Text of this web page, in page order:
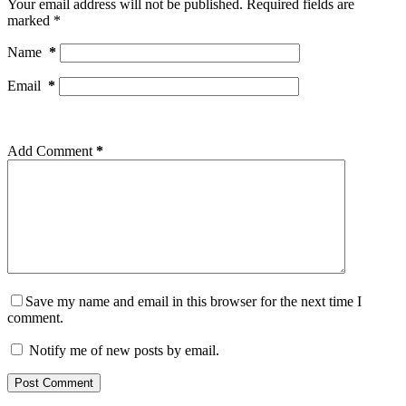
Your email address will not be published. Required fields are
marked *
Name *
Email *
Add Comment *
Save my name and email in this browser for the next time I
comment.
Notify me of new posts by email.
Post Comment